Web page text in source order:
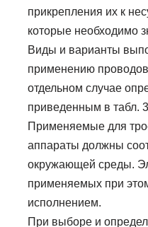
прикрепления их к
которые необходимо
Виды и варианты
применению
отдельном случае
приведенным в табл.
Применяемые для
аппараты должны
окружающей среды.
применяемых при
исполнением.
При выборе и